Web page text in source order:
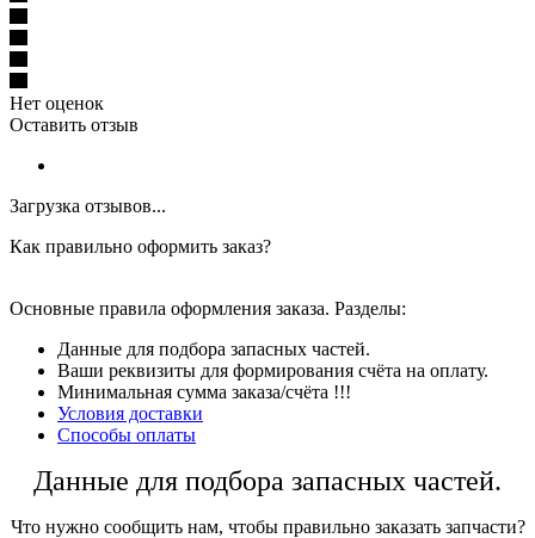
Нет оценок
Оставить отзыв
Загрузка отзывов...
Как правильно оформить заказ?
Основные правила оформления заказа. Разделы:
Данные для подбора запасных частей.
Ваши реквизиты для формирования счёта на оплату.
Минимальная сумма заказа/счёта !!!
Условия доставки
Способы оплаты
Данные для подбора запасных частей.
Что нужно сообщить нам, чтобы правильно заказать запчасти?